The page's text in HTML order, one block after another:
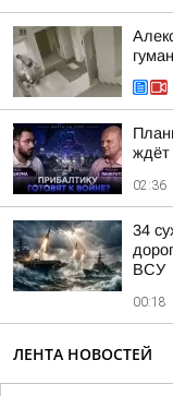
ждёт
02:36
34
ВСУ
00:18
ЛЕНТА НОВОСТЕЙ